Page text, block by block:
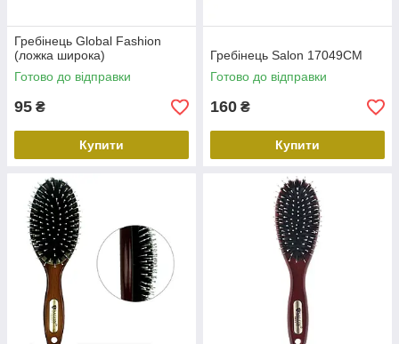
Гребінець Global Fashion
(ложка широка)
Готово до відправки
95 ₴
Купити
Гребінець Salon 17049CM
Готово до відправки
160 ₴
Купити